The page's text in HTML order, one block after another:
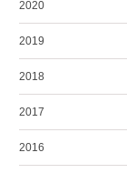
2020
2019
2018
2017
2016